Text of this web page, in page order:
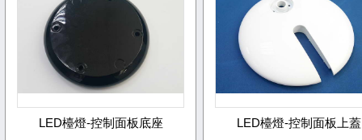
LED檯燈-控制面板底座 LED檯燈-控制面板上蓋